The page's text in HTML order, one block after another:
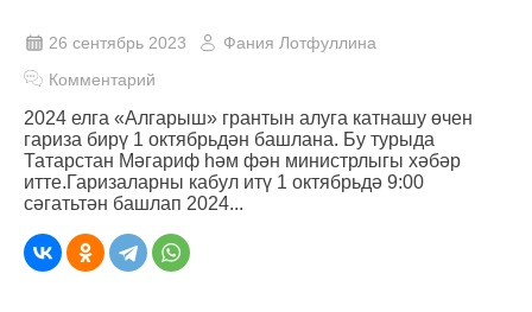
26 сентябрь 2023
Фания Лотфуллина
Комментарий
2024 елга «Алгарыш» грантын алуга катнашу өчен
гариза бирү 1 октябрьдән башлана. Бу турыда
Татарстан Мәгариф һәм фән министрлыгы хәбәр
итте.Гаризаларны кабул итү 1 октябрьдә 9:00
сәгатьтән башлап 2024...